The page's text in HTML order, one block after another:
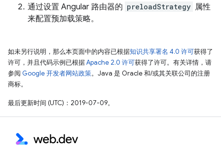
通过设置 Angular 路由器的 preloadStrategy 属性
来配置预加载策略。
如未另行说明，那么本页面中的内容已根据知识共享署名 4.0 许可获得了
许可，并且代码示例已根据Apache 2.0 许可获得了许可。有关详情，请
参阅 Google 开发者网站政策。Java 是 Oracle 和/或其关联公司的注册
商标。
最后更新时间 (UTC)：2019-07-09。